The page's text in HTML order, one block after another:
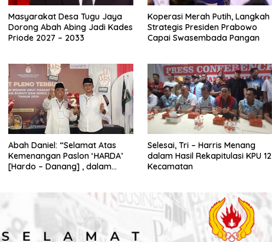
Masyarakat Desa Tugu Jaya
Dorong Abah Abing Jadi Kades
Priode 2027 – 2033
Koperasi Merah Putih, Langkah
Strategis Presiden Prabowo
Capai Swasembada Pangan
Abah Daniel: “Selamat Atas
Kemenangan Paslon ‘HARDA’
[Hardo – Danang] , dalam
Selesai, Tri – Harris Menang
dalam Hasil Rekapitulasi KPU 12
Kecamatan